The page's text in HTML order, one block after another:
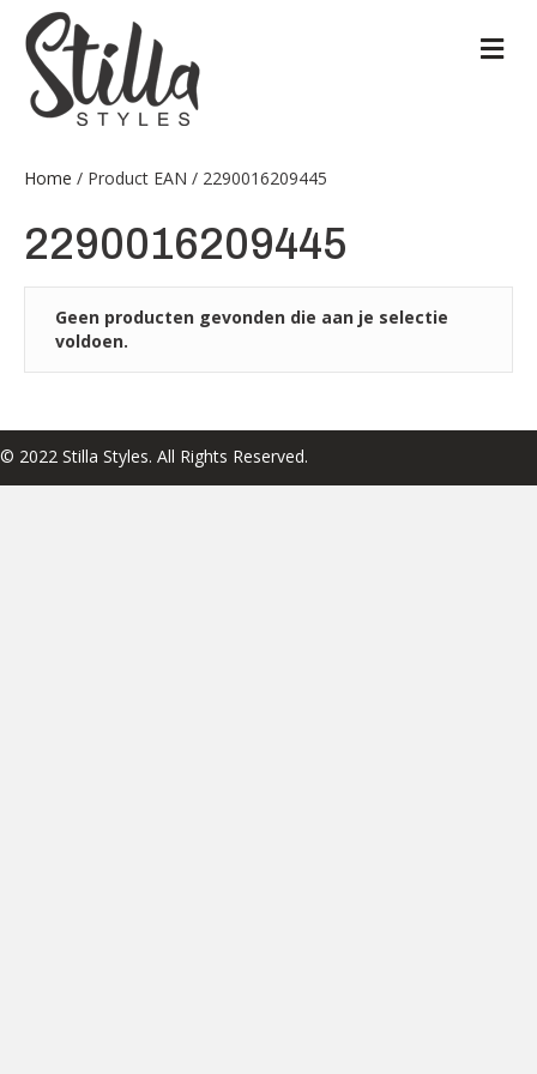
Home / Product EAN / 2290016209445
2290016209445
Geen producten gevonden die aan je selectie
voldoen.
© 2022 Stilla Styles. All Rights Reserved.